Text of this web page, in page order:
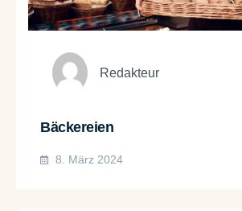
Bäckereien
8. März 2024
Redakteur